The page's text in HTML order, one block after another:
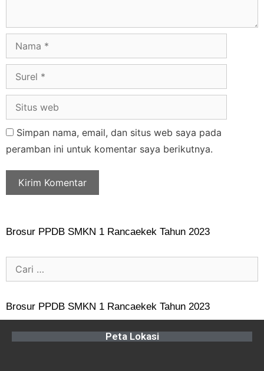
Simpan nama, email, dan situs web saya pada
peramban ini untuk komentar saya berikutnya.
Brosur PPDB SMKN 1 Rancaekek Tahun 2023
Brosur PPDB SMKN 1 Rancaekek Tahun 2023
Peta Lokasi